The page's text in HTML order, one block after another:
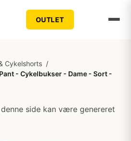
OUTLET
Cykelshorts /
- Cykelbukser - Dame - Sort -
side kan være genereret